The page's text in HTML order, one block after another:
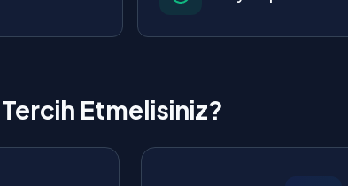
Etmelisiniz?